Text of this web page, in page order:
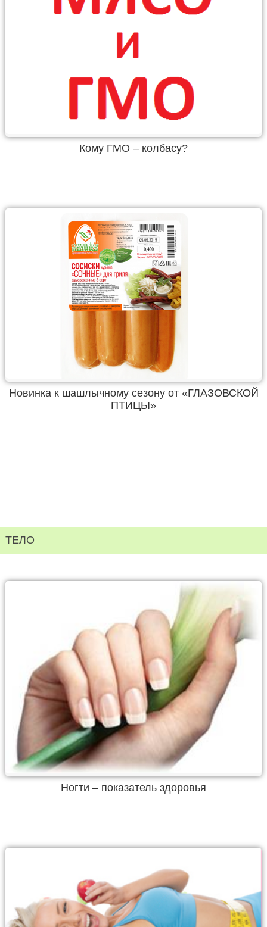
Кому ГМО – колбасу?
Новинка к шашлычному сезону от «ГЛАЗОВСКОЙ
ПТИЦЫ»
ТЕЛО
Ногти – показатель здоровья